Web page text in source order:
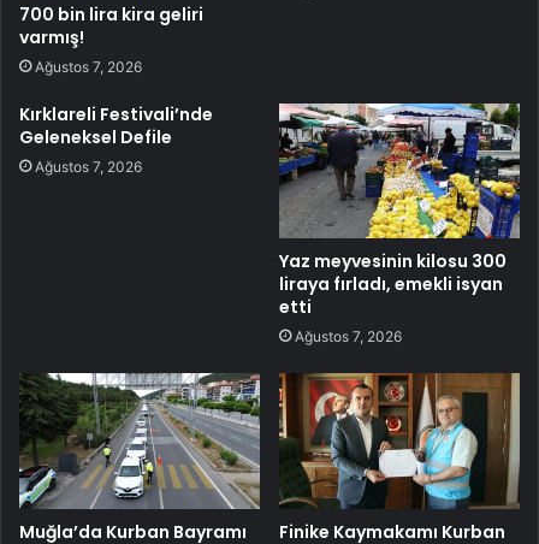
700 bin lira kira geliri
varmış!
Ağustos 7, 2026
Kırklareli Festivali’nde
Geleneksel Defile
Ağustos 7, 2026
Yaz meyvesinin kilosu 300
liraya fırladı, emekli isyan
etti
Ağustos 7, 2026
Muğla’da Kurban Bayramı
Finike Kaymakamı Kurban